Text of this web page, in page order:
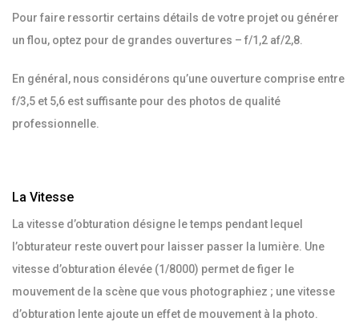
Pour faire ressortir certains détails de votre projet ou générer
un flou, optez pour de grandes ouvertures – f/1,2 af/2,8.
En général, nous considérons qu’une ouverture comprise entre
f/3,5 et 5,6 est suffisante pour des photos de qualité
professionnelle.
La Vitesse
La vitesse d’obturation désigne le temps pendant lequel
l’obturateur reste ouvert pour laisser passer la lumière. Une
vitesse d’obturation élevée (1/8000) permet de figer le
mouvement de la scène que vous photographiez ; une vitesse
d’obturation lente ajoute un effet de mouvement à la photo.